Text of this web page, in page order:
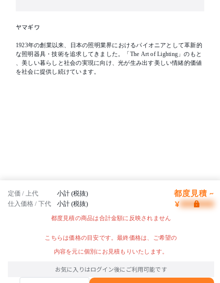
ヤマギワ
1923年の創業以来、日本の照明業界におけるパイオニアとして革新的
な照明器具・技術を追求してきました。「The Art of Lighting」のもと
、美しい暮らしと社会の実現に向け、光が生み出す美しい情緒的価値
を社会に提供し続けています。
定価 / 上代 小計 (税抜) 都度見積 ~
仕入価格 / 下代 小計 (税抜) ¥
都度見積の商品は合計金額に反映されません
こちらは価格の目安です。最終価格は、ご希望の
内容を元に個別にお見積もりいたします。
お気に入りはログイン後にご利用可能です